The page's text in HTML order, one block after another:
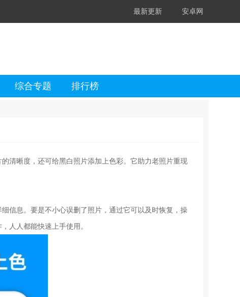
最新更新 安卓网
综合专题 排行榜
清晰度，还可给黑白照片添加上色彩。它助力老照片重现
信息。要是不小心误删了照片，通过它可以及时恢复，操
人人都能快速上手使用。